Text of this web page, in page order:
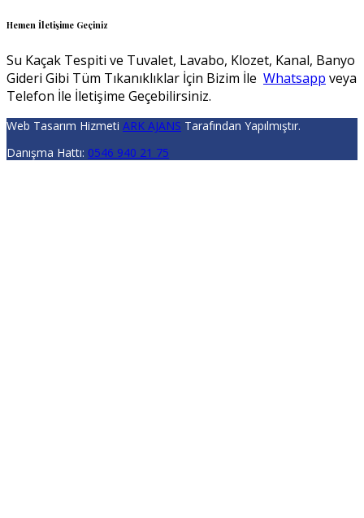
Hemen İletişime Geçiniz
Su Kaçak Tespiti ve Tuvalet, Lavabo, Klozet, Kanal, Banyo
Gideri Gibi Tüm Tıkanıklıklar İçin Bizim İle Whatsapp veya
Telefon İle İletişime Geçebilirsiniz.
Web Tasarım Hizmeti ARK AJANS Tarafından Yapılmıştır.
Danışma Hattı: 0546 940 21 75